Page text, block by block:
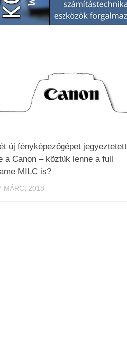
új fényképezőgépet jegyeztetett
a Canon – köztük lenne a full
MILC is?
MÁRC, 2018